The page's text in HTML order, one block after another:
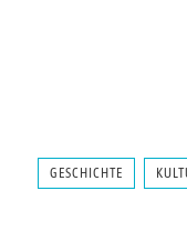
GESCHICHTE